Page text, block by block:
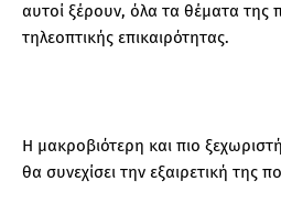
αυτοί ξέρουν, όλα τα θέματα της
τηλεοπτικής επικαιρότητας.
Η μακροβιότερη και πιο
θα συνεχίσει την εξαιρετική της